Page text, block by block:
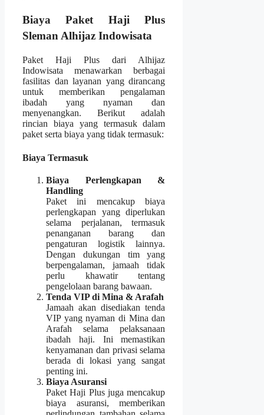
Biaya Paket Haji Plus
Sleman Alhijaz Indowisata
Paket Haji Plus dari Alhijaz
Indowisata menawarkan berbagai
fasilitas dan layanan yang dirancang
untuk memberikan pengalaman
ibadah yang nyaman dan
menyenangkan. Berikut adalah
rincian biaya yang termasuk dalam
paket serta biaya yang tidak termasuk:
Biaya Termasuk
Biaya Perlengkapan &
Handling
Paket ini mencakup biaya
perlengkapan yang diperlukan
selama perjalanan, termasuk
penanganan barang dan
pengaturan logistik lainnya.
Dengan dukungan tim yang
berpengalaman, jamaah tidak
perlu khawatir tentang
pengelolaan barang bawaan.
Tenda VIP di Mina & Arafah
Jamaah akan disediakan tenda
VIP yang nyaman di Mina dan
Arafah selama pelaksanaan
ibadah haji. Ini memastikan
kenyamanan dan privasi selama
berada di lokasi yang sangat
penting ini.
Biaya Asuransi
Paket Haji Plus juga mencakup
biaya asuransi, memberikan